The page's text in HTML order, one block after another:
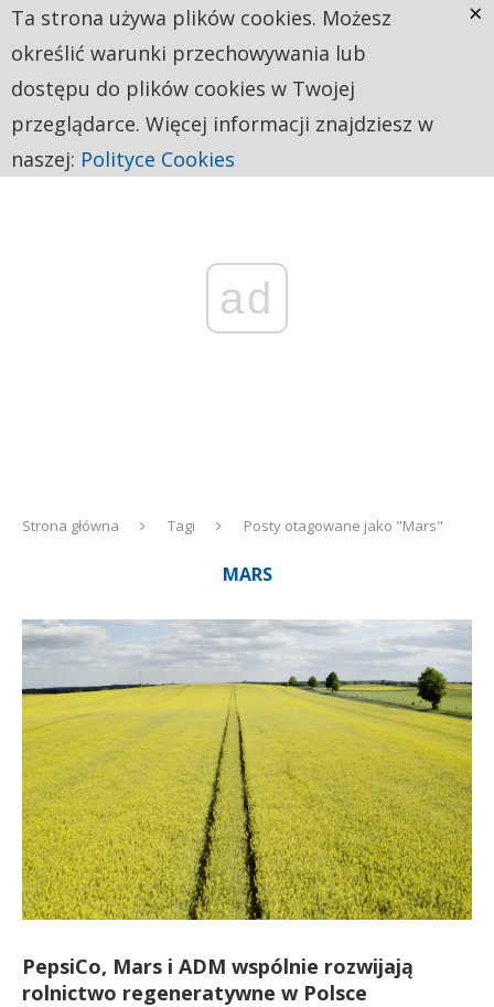
ad
Strona główna Tagi Posty otagowane jako "Mars"
MARS
PepsiCo, Mars i ADM wspólnie rozwijają
rolnictwo regeneratywne w Polsce
Ta strona używa plików cookies. Możesz
określić warunki przechowywania lub
dostępu do plików cookies w Twojej
przeglądarce. Więcej informacji znajdziesz w
naszej: Polityce Cookies
×